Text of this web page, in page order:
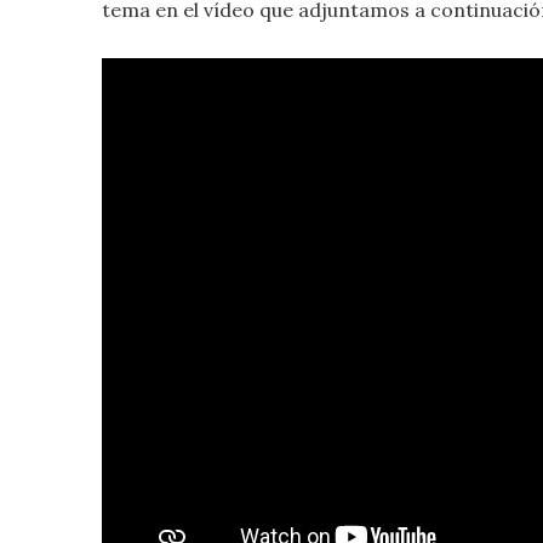
tema en el vídeo que adjuntamos a